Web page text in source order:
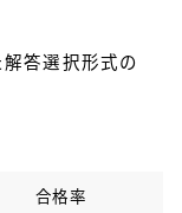
答選択形式の
合格率